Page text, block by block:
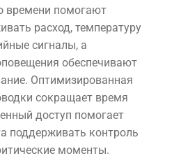
времени помогают
расход, температуру
сигналы, а
обеспечивают
Оптимизированная
сокращает время
доступ помогает
поддерживать контроль
моменты.